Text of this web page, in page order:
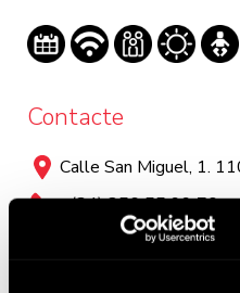
Contacte
Calle San Miguel, 1.
+(34) 856 55 99 70